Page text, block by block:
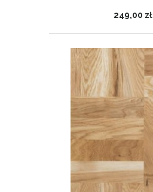
249,00 zł